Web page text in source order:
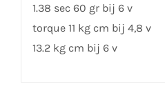
1.38 sec 60 gr bij 6 v
torque 11 kg cm bij 4,8 v
13.2 kg cm bij 6 v